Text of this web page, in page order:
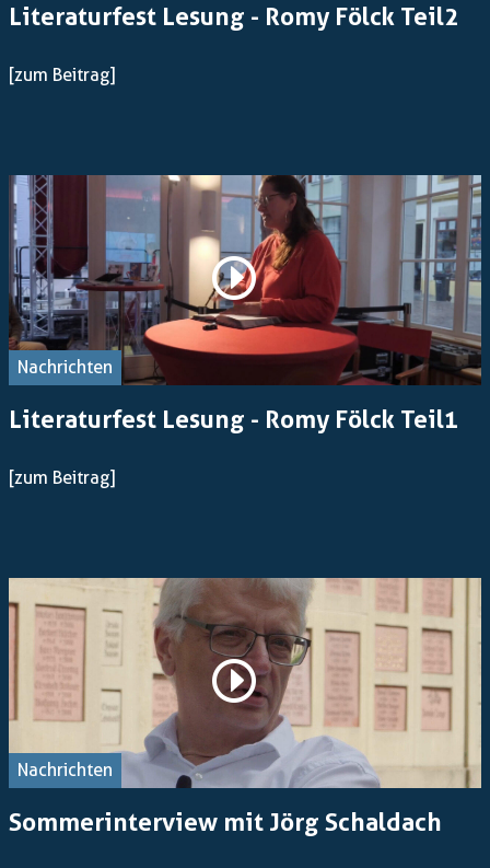
Literaturfest Lesung - Romy Fölck Teil2
[zum Beitrag]
Nachrichten
Literaturfest Lesung - Romy Fölck Teil1
[zum Beitrag]
Nachrichten
Sommerinterview mit Jörg Schaldach